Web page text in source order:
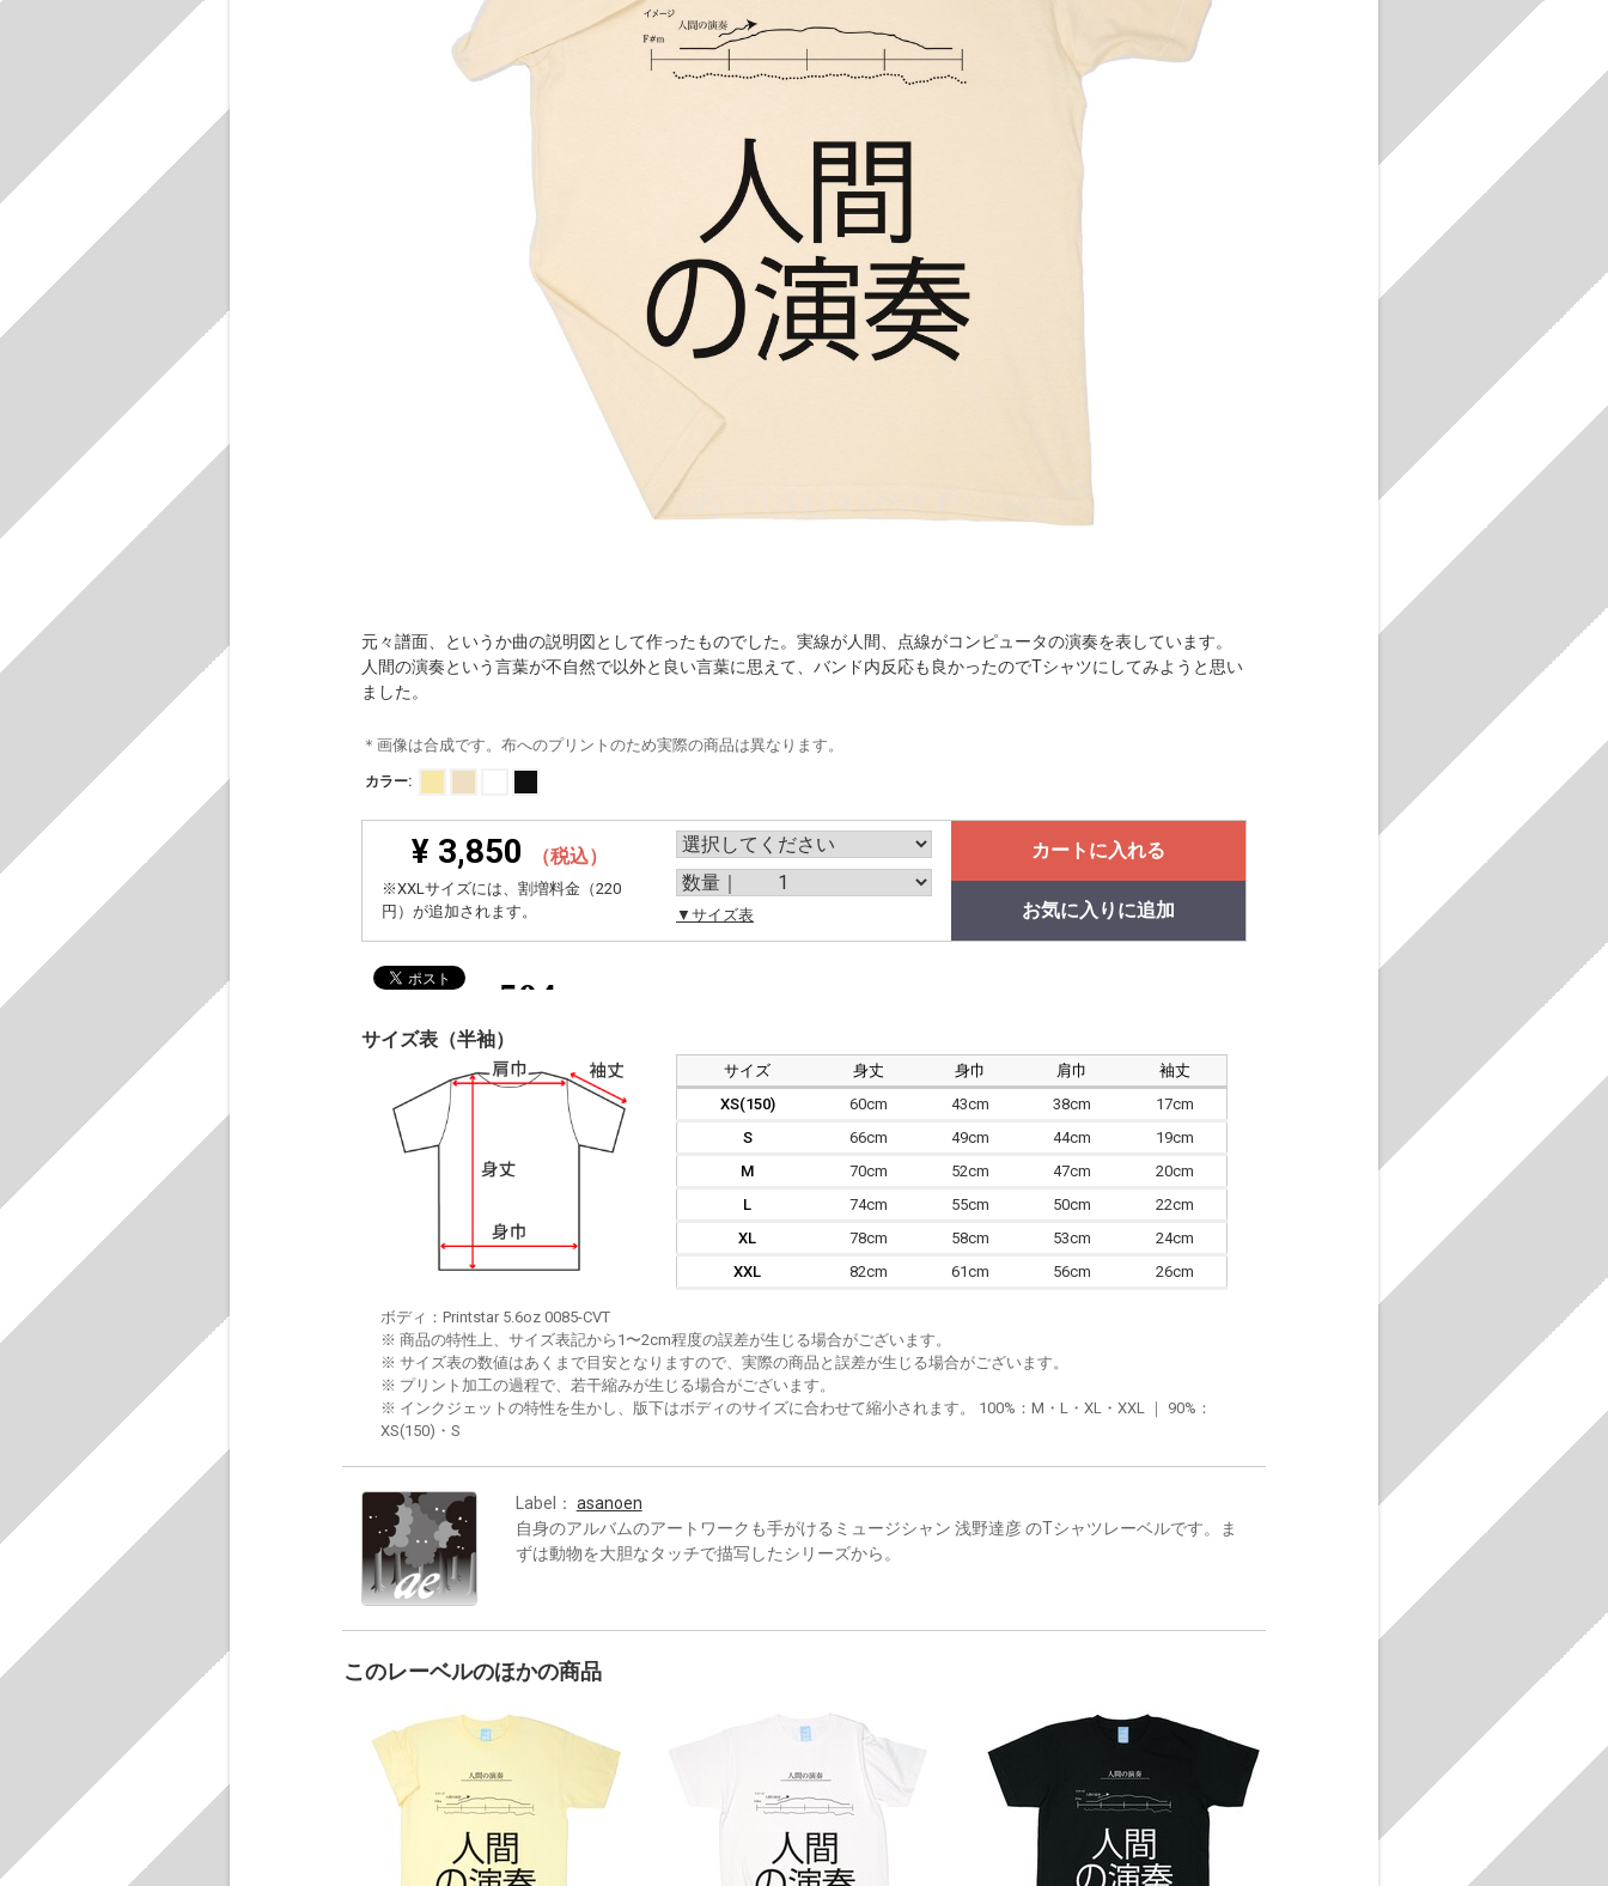
元々譜面、というか曲の説明図として作ったものでした。実線が人間、点線がコンピュータの演奏を表しています。
人間の演奏という言葉が不自然で以外と良い言葉に思えて、バンド内反応も良かったのでTシャツにしてみようと思い
ました。
＊画像は合成です。布へのプリントのため実際の商品は異なります。
カラー:
¥ 3,850 （税込）
※XXLサイズには、割増料金（220
円）が追加されます。
▼サイズ表
カートに入れる
お気に入りに追加
サイズ表（半袖）
サイズ 身丈 身巾 肩巾
袖丈
XS(150)
60cm 43cm 38cm
17cm
S
66cm 49cm 44cm
19cm
M
70cm 52cm 47cm
20cm
L
74cm 55cm 50cm
22cm
XL
78cm 58cm 53cm
24cm
XXL
82cm 61cm 56cm 26cm
ボディ：Printstar 5.6oz 0085-CVT
※ 商品の特性上、サイズ表記から1〜2cm程度の誤差が生じる場合がございます。
※ サイズ表の数値はあくまで目安となりますので、実際の商品と誤差が生じる場合がございます。
※ プリント加工の過程で、若干縮みが生じる場合がございます。
※ インクジェットの特性を生かし、版下はボディのサイズに合わせて縮小されます。 100%：M・L・XL・XXL ｜ 90%：
XS(150)・S
Label： asanoen
自身のアルバムのアートワークも手がけるミュージシャン 浅野達彦 のTシャツレーベルです。ま
ずは動物を大胆なタッチで描写したシリーズから。
このレーベルのほかの商品